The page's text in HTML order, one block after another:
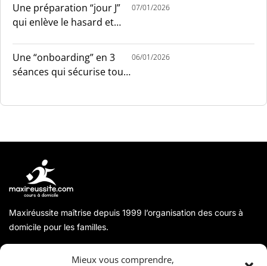
Mieux vous comprendre,
Une préparation “jour J”
qui enlève le hasard et
07/01/2026
Une “onboarding” en 3
séances qui sécurise tout
06/01/2026
Maxiréussite maîtrise depuis 1999 l’organisation des cours à
domicile pour les familles.